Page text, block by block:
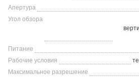
Апертура
Угол обзора
Питание
Рабочие условия
Максимальное разрешение